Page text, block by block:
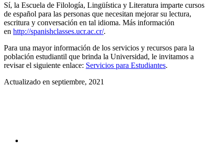
Sí, la Escuela de Filología, Lingüística y Literatura imparte cursos
de español para las personas que necesitan mejorar su lectura,
escritura y conversación en tal idioma. Más información
en http://spanishclasses.ucr.ac.cr/.
Para una mayor información de los servicios y recursos para la
población estudiantil que brinda la Universidad, le invitamos a
revisar el siguiente enlace: Servicios para Estudiantes.
Actualizado en septiembre, 2021